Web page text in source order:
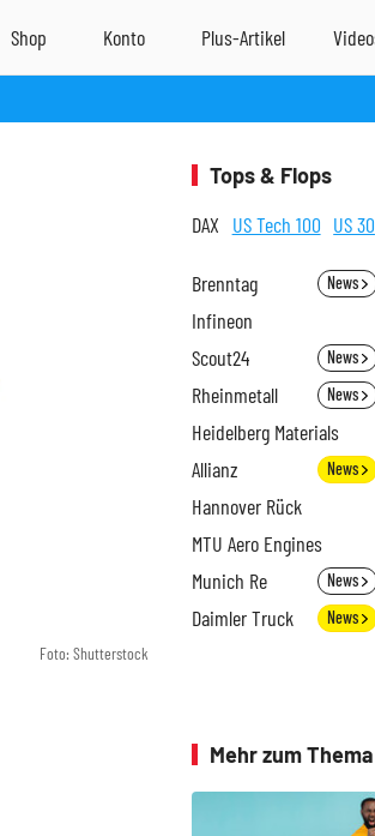
Foto: Shutterstock
Tops & Flops
DAX US Tech 100 US 30
Brenntag News
Infineon
Scout24 News
Rheinmetall News
Heidelberg Materials
Allianz News
Hannover Rück
MTU Aero Engines
Munich Re News
Daimler Truck News
Mehr zum Thema